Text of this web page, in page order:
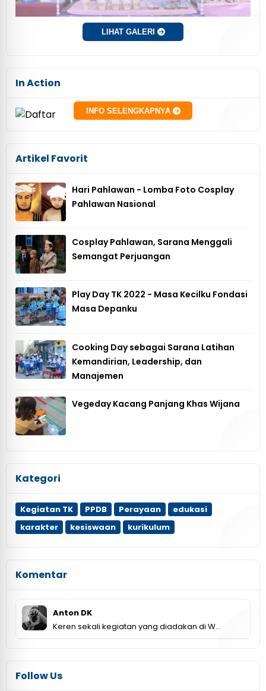
LIHAT GALERI
In Action
INFO SELENGKAPNYA
Artikel Favorit
Hari Pahlawan - Lomba Foto Cosplay
Pahlawan Nasional
Cosplay Pahlawan, Sarana Menggali
Semangat Perjuangan
Play Day TK 2022 - Masa Kecilku Fondasi
Masa Depanku
Cooking Day sebagai Sarana Latihan
Kemandirian, Leadership, dan
Manajemen
Vegeday Kacang Panjang Khas Wijana
Kategori
Kegiatan TK PPDB Perayaan
edukasi
karakter
kesiswaan kurikulum
Komentar
Anton DK
Keren sekali kegiatan yang diadakan di W…
Follow Us